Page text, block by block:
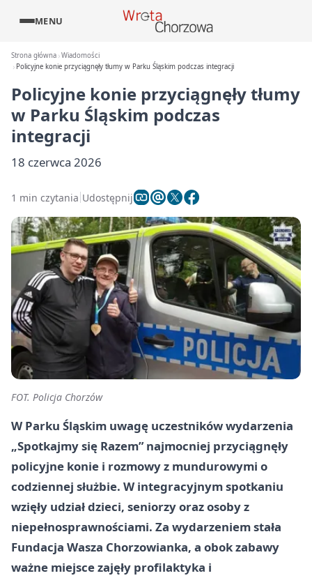
MENU
Strona główna Wiadomości
Policyjne konie przyciągnęły tłumy w Parku Śląskim podczas integracji
Policyjne konie przyciągnęły tłumy
w Parku Śląskim podczas
integracji
18 czerwca 2026
1 min czytania Udostępnij
FOT. Policja Chorzów
W Parku Śląskim uwagę uczestników wydarzenia
„Spotkajmy się Razem” najmocniej przyciągnęły
policyjne konie i rozmowy z mundurowymi o
codziennej służbie. W integracyjnym spotkaniu
wzięły udział dzieci, seniorzy oraz osoby z
niepełnosprawnościami. Za wydarzeniem stała
Fundacja Wasza Chorzowianka, a obok zabawy
ważne miejsce zajęły profilaktyka i